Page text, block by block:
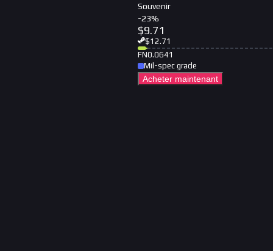
Souvenir
-23%
$9.71
$12.71
FN0.0641
Mil-spec grade
Acheter maintenant